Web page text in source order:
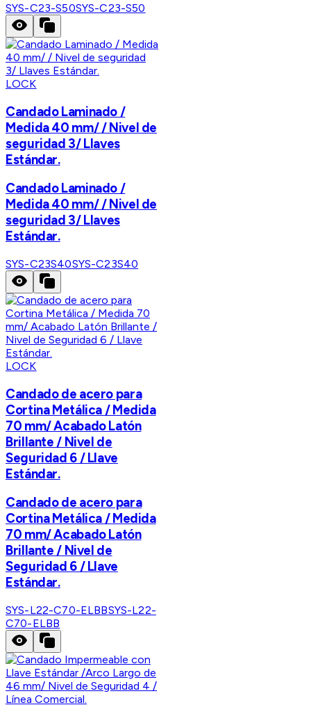
SYS-C23-S50SYS-C23-S50
LOCK
Candado Laminado /
Medida 40 mm/ / Nivel de
seguridad 3/ Llaves
Estándar.
Candado Laminado /
Medida 40 mm/ / Nivel de
seguridad 3/ Llaves
Estándar.
SYS-C23S40SYS-C23S40
LOCK
Candado de acero para
Cortina Metálica / Medida
70 mm/ Acabado Latón
Brillante / Nivel de
Seguridad 6 / Llave
Estándar.
Candado de acero para
Cortina Metálica / Medida
70 mm/ Acabado Latón
Brillante / Nivel de
Seguridad 6 / Llave
Estándar.
SYS-L22-C70-ELBBSYS-L22-
C70-ELBB